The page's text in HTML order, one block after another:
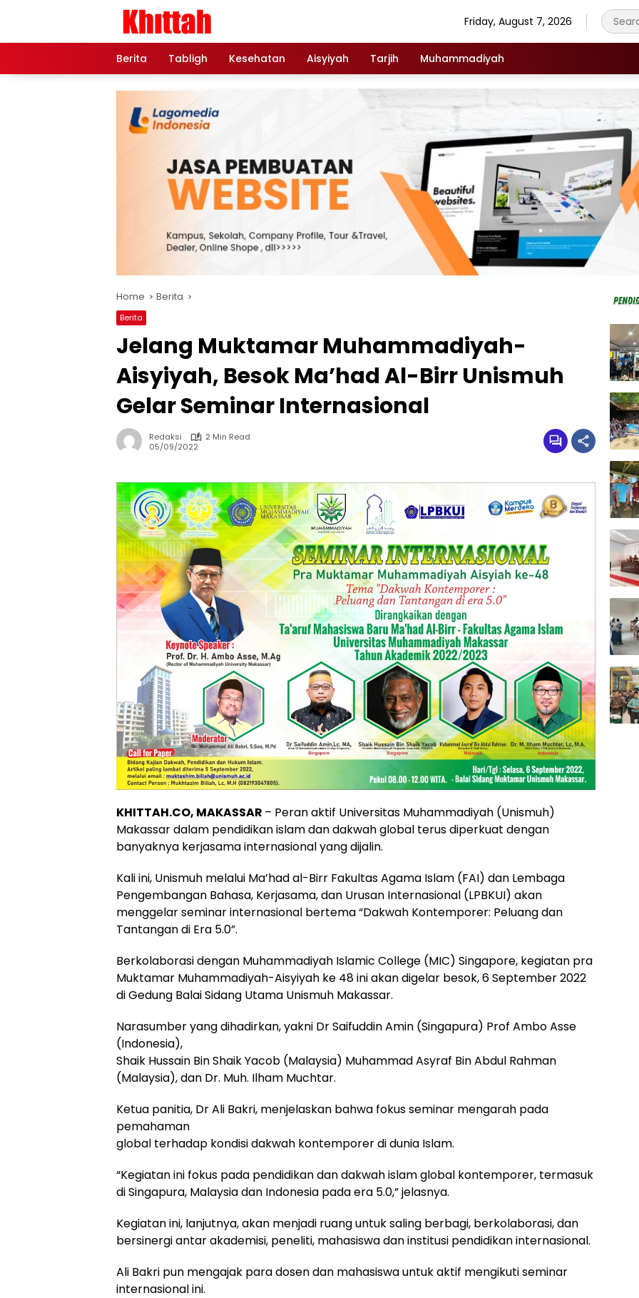
Friday, August 7, 2026
Berita Tabligh Kesehatan Aisyiyah Tarjih Muhammadiyah
Home Berita
Berita
Jelang Muktamar Muhammadiyah-
Aisyiyah, Besok Ma’had Al-Birr Unismuh
Gelar Seminar Internasional
Redaksi
2 Min Read
05/09/2022
KHITTAH.CO, MAKASSAR – Peran aktif Universitas Muhammadiyah (Unismuh)
Makassar dalam pendidikan islam dan dakwah global terus diperkuat dengan
banyaknya kerjasama internasional yang dijalin.
Kali ini, Unismuh melalui Ma’had al-Birr Fakultas Agama Islam (FAI) dan Lembaga
Pengembangan Bahasa, Kerjasama, dan Urusan Internasional (LPBKUI) akan
menggelar seminar internasional bertema “Dakwah Kontemporer: Peluang dan
Tantangan di Era 5.0”.
Berkolaborasi dengan Muhammadiyah Islamic College (MIC) Singapore, kegiatan pra
Muktamar Muhammadiyah-Aisyiyah ke 48 ini akan digelar besok, 6 September 2022
di Gedung Balai Sidang Utama Unismuh Makassar.
Narasumber yang dihadirkan, yakni Dr Saifuddin Amin (Singapura) Prof Ambo Asse
(Indonesia),
Shaik Hussain Bin Shaik Yacob (Malaysia) Muhammad Asyraf Bin Abdul Rahman
(Malaysia), dan Dr. Muh. Ilham Muchtar.
Ketua panitia, Dr Ali Bakri, menjelaskan bahwa fokus seminar mengarah pada
pemahaman
global terhadap kondisi dakwah kontemporer di dunia Islam.
“Kegiatan ini fokus pada pendidikan dan dakwah islam global kontemporer, termasuk
di Singapura, Malaysia dan Indonesia pada era 5.0,” jelasnya.
Kegiatan ini, lanjutnya, akan menjadi ruang untuk saling berbagi, berkolaborasi, dan
bersinergi antar akademisi, peneliti, mahasiswa dan institusi pendidikan internasional.
Ali Bakri pun mengajak para dosen dan mahasiswa untuk aktif mengikuti seminar
internasional ini.